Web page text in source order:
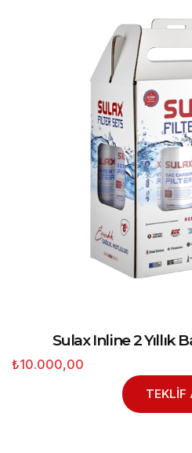
Sulax Inline 2 Yıllık
₺10.000,00
TEKLİF